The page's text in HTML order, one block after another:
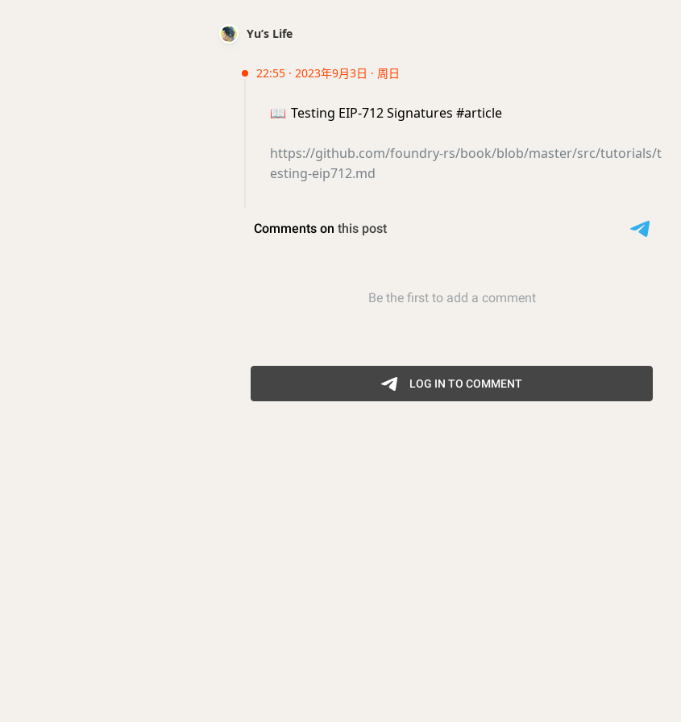
Yu’s Life
22:55 · 2023年9月3日 · 周日
📖 Testing EIP-712 Signatures #article
https://github.com/foundry-rs/book/blob/master/src/tutorials/t
esting-eip712.md